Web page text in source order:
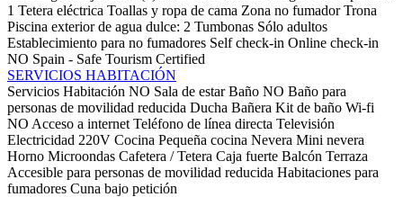
1 Tetera eléctrica Toallas y ropa de cama Zona no fumador Trona
Piscina exterior de agua dulce: 2 Tumbonas Sólo adultos
Establecimiento para no fumadores Self check-in Online check-in
NO Spain - Safe Tourism Certified
SERVICIOS HABITACIÓN
Servicios Habitación NO Sala de estar Baño NO Baño para
personas de movilidad reducida Ducha Bañera Kit de baño Wi-fi
NO Acceso a internet Teléfono de línea directa Televisión
Electricidad 220V Cocina Pequeña cocina Nevera Mini nevera
Horno Microondas Cafetera / Tetera Caja fuerte Balcón Terraza
Accesible para personas de movilidad reducida Habitaciones para
fumadores Cuna bajo petición